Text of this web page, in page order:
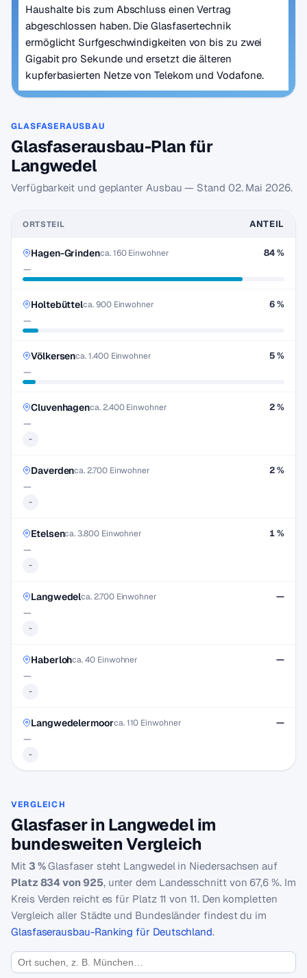
Haushalte bis zum Abschluss einen Vertrag
abgeschlossen haben. Die Glasfasertechnik
ermöglicht Surfgeschwindigkeiten von bis zu zwei
Gigabit pro Sekunde und ersetzt die älteren
kupferbasierten Netze von Telekom und Vodafone.
GLASFASERAUSBAU
Glasfaserausbau-Plan für
Langwedel
Verfügbarkeit und geplanter Ausbau — Stand 02. Mai 2026.
ORTSTEIL ANTEIL
Hagen-Grindenca. 160 Einwohner
—
84 %
Holtebüttelca. 900 Einwohner
—
6 %
Völkersenca. 1.400 Einwohner
—
5 %
Cluvenhagenca. 2.400 Einwohner
-
—
2 %
Daverdenca. 2.700 Einwohner
-
—
2 %
Etelsenca. 3.800 Einwohner
-
—
1 %
Langwedelca. 2.700 Einwohner
-
—
—
Haberlohca. 40 Einwohner
-
—
—
Langwedelermoorca. 110 Einwohner
-
—
—
VERGLEICH
Glasfaser in Langwedel im
bundesweiten Vergleich
Mit 3 %Glasfaser steht Langwedel in Niedersachsen auf
Platz 834 von 925, unter dem Landesschnitt von 67,6 %. Im
Kreis Verden reicht es für Platz 11 von 11. Den kompletten
Vergleich aller Städte und Bundesländer findest du im
Glasfaserausbau-Ranking für Deutschland.